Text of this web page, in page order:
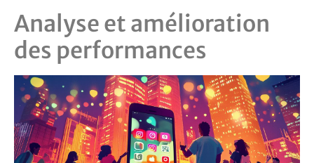
Analyse et amélioration
des performances